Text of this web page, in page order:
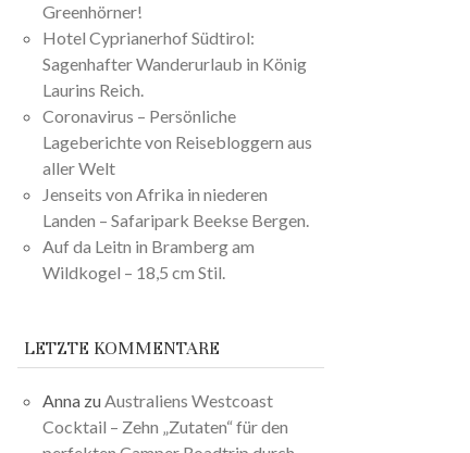
Greenhörner!
Hotel Cyprianerhof Südtirol:
Sagenhafter Wanderurlaub in König
Laurins Reich.
Coronavirus – Persönliche
Lageberichte von Reisebloggern aus
aller Welt
Jenseits von Afrika in niederen
Landen – Safaripark Beekse Bergen.
Auf da Leitn in Bramberg am
Wildkogel – 18,5 cm Stil.
LETZTE KOMMENTARE
Anna zu Australiens Westcoast
Cocktail – Zehn „Zutaten“ für den